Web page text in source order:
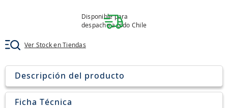
Disponible para
despacho a todo Chile
Ver Stock en Tiendas
Descripción del producto
Ficha Técnica
10
john deere